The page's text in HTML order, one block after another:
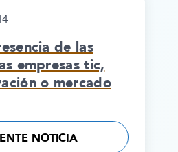
de las
empresas tic,
o mercado
NOTICIA